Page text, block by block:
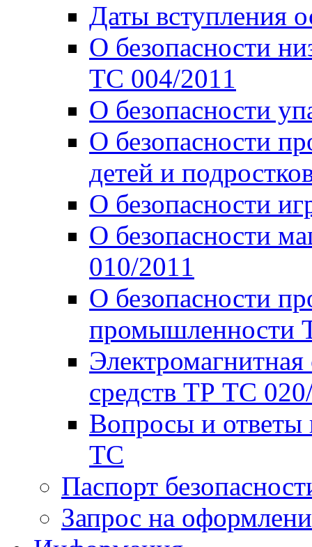
О безопасности
ТС 004/2011
О безопасности
О безопасности
детей и
О безопасности
О безопасности
010/2011
О безопасности
промышленности
средств ТР ТС
Вопросы и ответы
ТС
Паспорт
Запрос на